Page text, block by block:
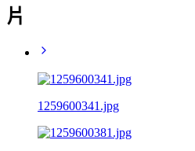
片
1259600341.jpg